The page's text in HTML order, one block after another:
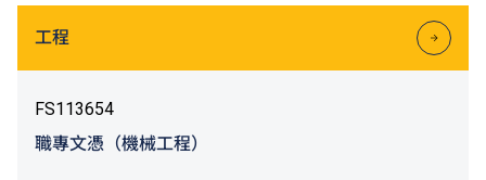
工程
FS113654
職專文憑（機械工程）